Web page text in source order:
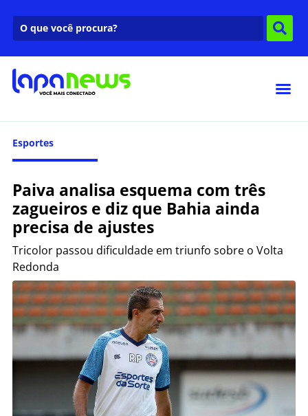
Esportes
Paiva analisa esquema com três
zagueiros e diz que Bahia ainda
precisa de ajustes
Tricolor passou dificuldade em triunfo sobre o Volta
Redonda